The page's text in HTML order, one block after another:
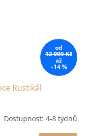
od
12 999 Kč
až
–14 %
Rustikál
Dostupnost: 4-8 týdnů